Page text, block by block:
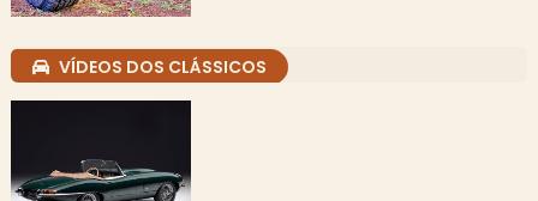
VÍDEOS DOS CLÁSSICOS